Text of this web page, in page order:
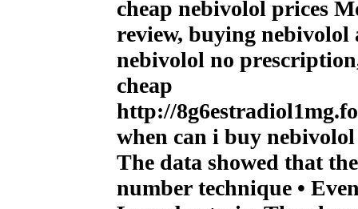
cheap nebivolol prices
review, buying
nebivolol no
cheap
http://
when can i buy
The data showed that
number technique •